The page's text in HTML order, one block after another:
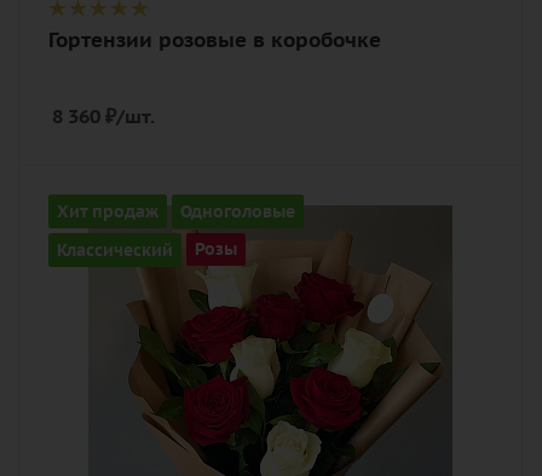
Гортензии розовые в коробочке
8 360 ₽/шт.
Хит продаж
Одноголовые
Классический
Розы
Количество
9
красно-белый
роза, лента, дизайнерская упаковка